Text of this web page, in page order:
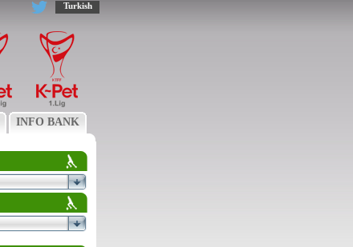
Turkish
INFO BANK